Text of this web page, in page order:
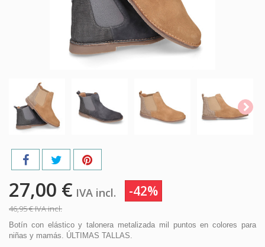
27,00 € IVA incl. -42%
46,95 €IVA incl.
Botín con elástico y talonera metalizada mil puntos en colores para
niñas y mamás. ÚLTIMAS TALLAS.